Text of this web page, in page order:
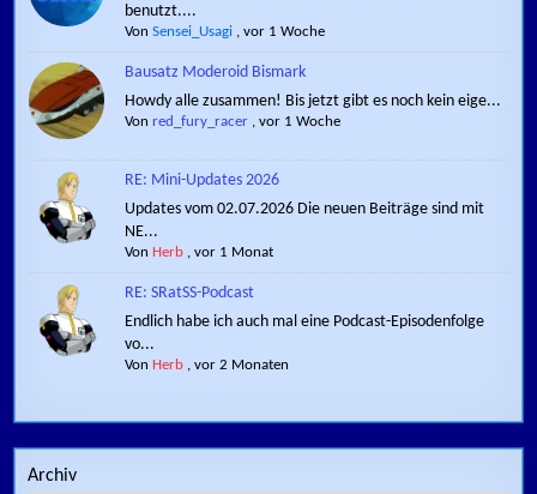
benutzt....
VonSensei_Usagi ,vor 1 Woche
Bausatz Moderoid Bismark
Howdy alle zusammen! Bis jetzt gibt es noch kein eige...
Vonred_fury_racer ,vor 1 Woche
RE: Mini-Updates 2026
Updates vom 02.07.2026 Die neuen Beiträge sind mit
NE...
Von Herb ,vor 1 Monat
RE: SRatSS-Podcast
Endlich habe ich auch mal eine Podcast-Episodenfolge
vo...
Von Herb ,vor 2 Monaten
Archiv